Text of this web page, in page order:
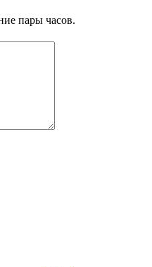
пары часов.